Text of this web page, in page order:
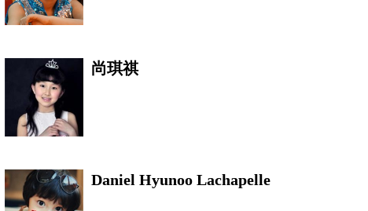
尚琪祺
Daniel Hyunoo Lachapelle